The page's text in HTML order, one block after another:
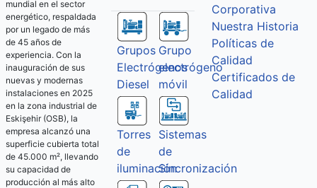
mundial en el sector
energético, respaldada
por un legado de más
de 45 años de
experiencia. Con la
inauguración de sus
nuevas y modernas
instalaciones en 2025
en la zona industrial de
Eskişehir (OSB), la
empresa alcanzó una
superficie cubierta total
de 45.000 m², llevando
su capacidad de
producción al más alto
Grupos
Electrógenos
Diesel
Grupo
electrógeno
móvil
Torres
de
iluminación
Sistemas
de
Sincronización
Corporativa
Nuestra Historia
Políticas de
Calidad
Certificados de
Calidad